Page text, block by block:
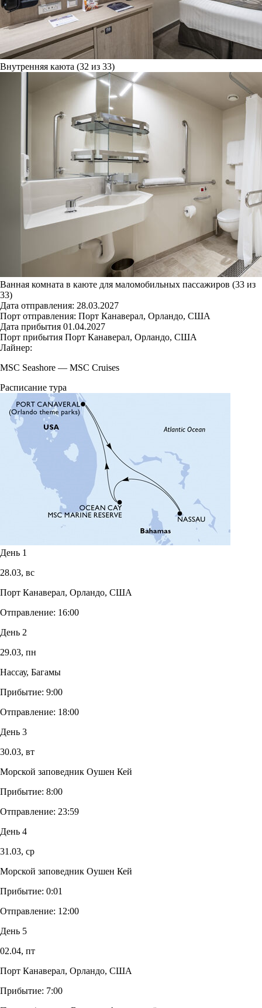
Внутренняя каюта (32 из 33)
Ванная комната в каюте для маломобильных пассажиров (33 из
33)
Дата отправления: 28.03.2027
Порт отправления: Порт Канаверал, Орландо, США
Дата прибытия 01.04.2027
Порт прибытия Порт Канаверал, Орландо, США
Лайнер:
MSC Seashore — MSC Cruises
Расписание тура
День 1
28.03, вс
Порт Канаверал, Орландо, США
Отправление: 16:00
День 2
29.03, пн
Нассау, Багамы
Прибытие: 9:00
Отправление: 18:00
День 3
30.03, вт
Морской заповедник Оушен Кей
Прибытие: 8:00
Отправление: 23:59
День 4
31.03, ср
Морской заповедник Оушен Кей
Прибытие: 0:01
Отправление: 12:00
День 5
02.04, пт
Порт Канаверал, Орландо, США
Прибытие: 7:00